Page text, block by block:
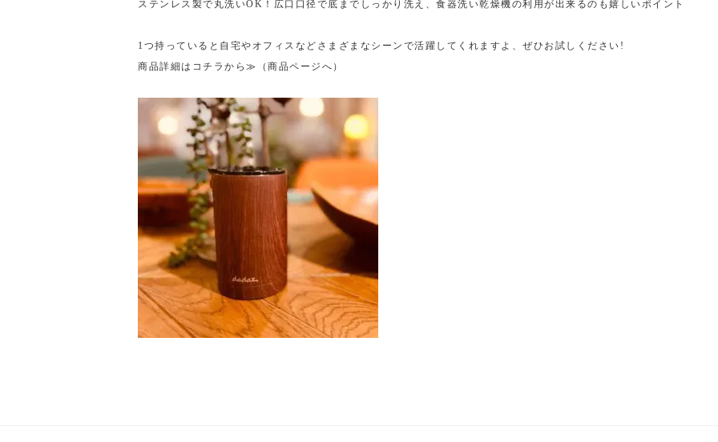
ステンレス製で丸洗いOK！広口口径で底までしっかり洗え、食器洗い乾燥機の利用が出来るのも嬉しいポイント
1つ持っていると自宅やオフィスなどさまざまなシーンで活躍してくれますよ、ぜひお試しください!
商品詳細はコチラから ≫ （商品ページへ）